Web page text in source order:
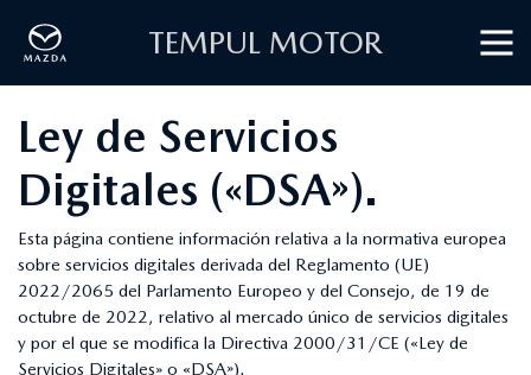
TEMPUL MOTOR
Ley de Servicios
Digitales («DSA»).
Esta página contiene información relativa a la normativa europea
sobre servicios digitales derivada del Reglamento (UE)
2022/2065 del Parlamento Europeo y del Consejo, de 19 de
octubre de 2022, relativo al mercado único de servicios digitales
y por el que se modifica la Directiva 2000/31/CE («Ley de
Servicios Digitales» o «DSA»).